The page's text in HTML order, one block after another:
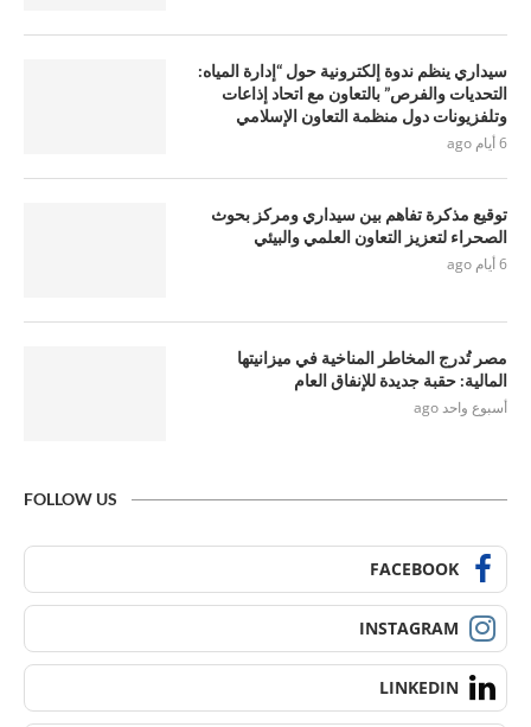
سيداري ينظم ندوة إلكترونية حول “إدارة المياه:
التحديات والفرص” بالتعاون مع اتحاد إذاعات
وتلفزيونات دول منظمة التعاون الإسلامي
6 أيام ago
توقيع مذكرة تفاهم بين سيداري ومركز بحوث
الصحراء لتعزيز التعاون العلمي والبيئي
6 أيام ago
مصر تُدرج المخاطر المناخية في ميزانيتها
المالية: حقبة جديدة للإنفاق العام
أسبوع واحد ago
FOLLOW US
FACEBOOK
INSTAGRAM
LINKEDIN